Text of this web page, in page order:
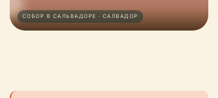
СОБОР В САЛЬВАДОРЕ · САЛВАДОР